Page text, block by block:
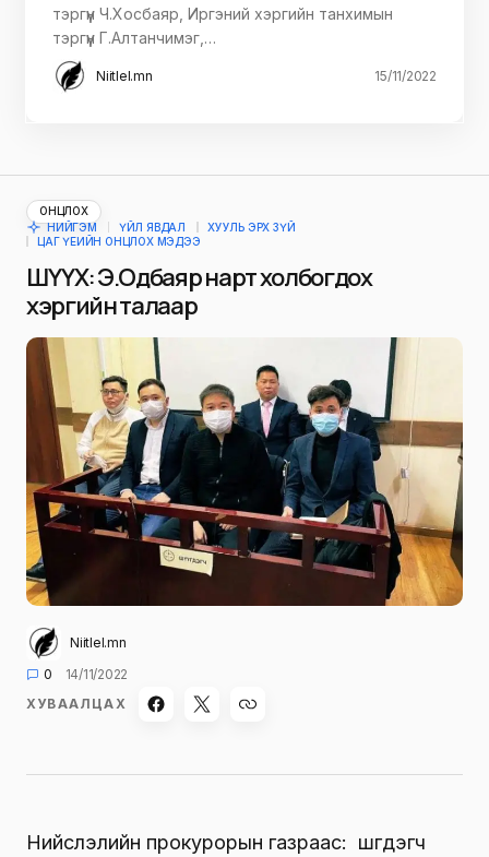
тэргүүн Ч.Хосбаяр, Иргэний хэргийн танхимын
тэргүүн Г.Алтанчимэг,…
Niitlel.mn 15/11/2022
ОНЦЛОХ
НИЙГЭМ
ҮЙЛ ЯВДАЛ
ХУУЛЬ ЭРХ ЗҮЙ
ЦАГ ҮЕИЙН ОНЦЛОХ МЭДЭЭ
ШҮҮХ: Э.Одбаяр нарт холбогдох
хэргийн талаар
Niitlel.mn
0
14/11/2022
ХУВААЛЦАХ
Нийслэлийн прокурорын газраас: шүүгдэгч